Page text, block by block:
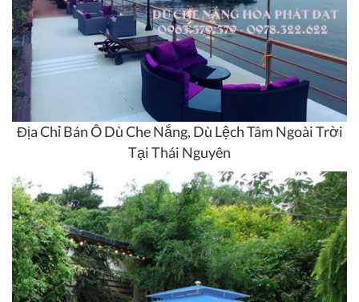
Địa Chỉ Bán Ô Dù Che Nắng, Dù Lệch Tâm Ngoài Trời
Tại Thái Nguyên